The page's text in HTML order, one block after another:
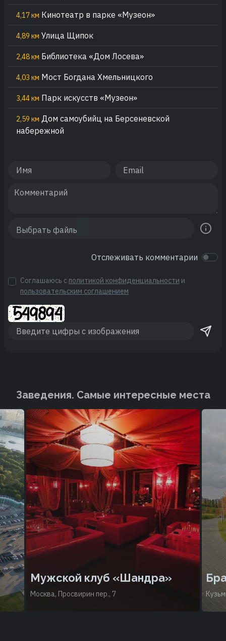
4,17 км Кинотеатр в парке «Музеон»
4,89 км Улица Щипок
2,48 км Библиотека «Дом Лосева»
4,03 км Мост Богдана Хмельницкого
3,44 км Парк искусств «Музеон»
2,59 км Дом самоубийц на Берсеневской
набережной
Отслеживать комментарии
Соглашаюсь с политикой конфиденциальности и
пользовательским соглашением
Заведения. Cамые интересные места
Мужской клуб «Шандра»
Москва, Просвирин пер., 7